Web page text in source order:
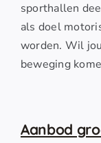
sporthallen
als doel
worden. Wil
beweging
Aanbod